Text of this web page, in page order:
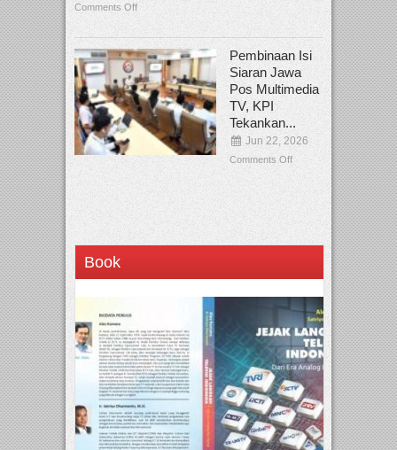
Comments Off
Pembinaan Isi
Siaran Jawa
Pos Multimedia
TV, KPI
Tekankan...
Jun 22, 2026
Comments Off
Book